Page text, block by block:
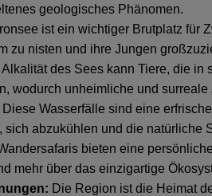
geologisches Phänomen.
ist ein wichtiger Brutplatz für
zu nisten und ihre Jungen
Alkalität des Sees kann Tiere, die in
wodurch unheimliche und surreale
Diese Wasserfälle sind eine
sich abzukühlen und die natürliche
bieten eine
mehr über das einzigartige
Die Region ist die Heimat